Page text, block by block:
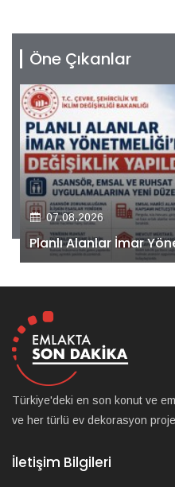
Öne Çıkanlar
07.08.2026
Kiler GYO’dan Pendik
önemli adım!
Türkiye'deki en son konut ve
ve her türlü ev dekorasyon
İletişim Bilgileri